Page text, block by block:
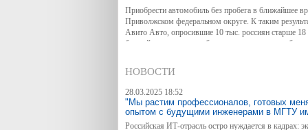
Приобрести автомобиль без пробега в ближайшее
Приволжском федеральном округе. К таким
Авито Авто, опросившие 10 тыс. россиян старше
ближайшее время приобретение нового
НОВОСТИ
28.03.2025 18:52
"Мы растим профессионалов, готовых
опытом с будущими инженерами в МГТУ
Российская ИТ-отрасль остро нуждается в кадрах: